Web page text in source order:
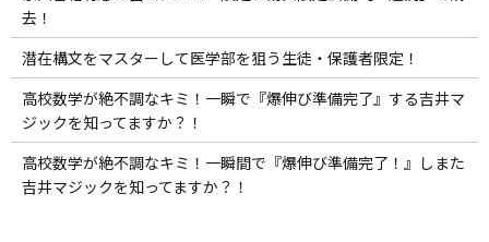
去！
潜在構文をマスターして医学部を狙う生徒・保護者限定！
高校数学が絶不調なキミ！一瞬で『爆伸び準備完了』する吉井マ
ジックを知ってますか？！
高校数学が絶不調なキミ！一瞬間で『爆伸び準備完了！』しまた
吉井マジックを知ってますか？！